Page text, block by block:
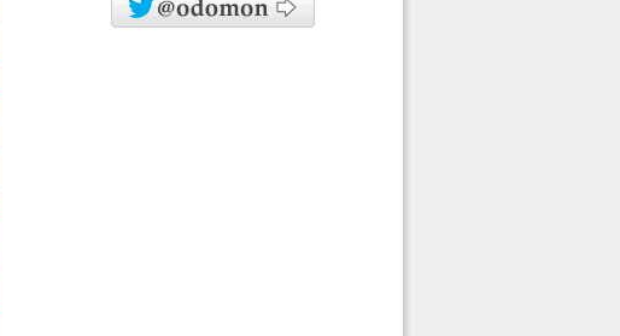
odomonのツイッター